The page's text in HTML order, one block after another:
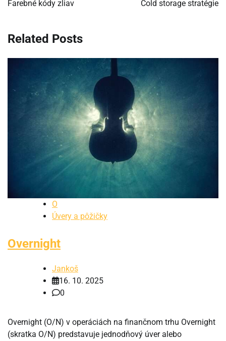
Farebné kódy zliav
Cold storage stratégie
Related Posts
O
Úvery a pôžičky
Overnight
Jankoš
16. 10. 2025
0
Overnight (O/N) v operáciách na finančnom trhu Overnight
(skratka O/N) predstavuje jednodňový úver alebo